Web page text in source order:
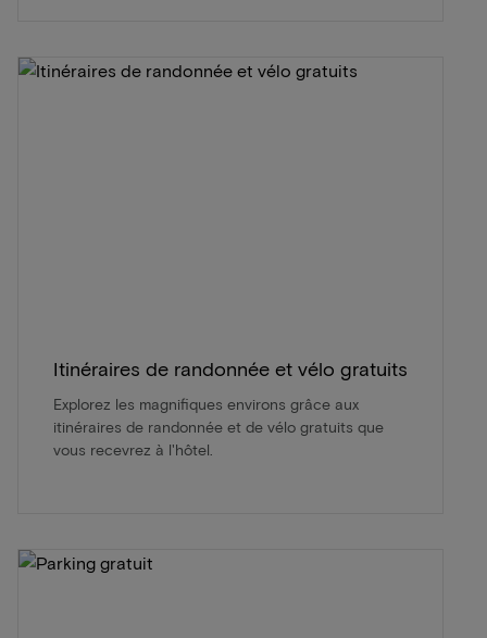
Itinéraires de randonnée et vélo gratuits
Explorez les magnifiques environs grâce aux
itinéraires de randonnée et de vélo gratuits que
vous recevrez à l'hôtel.